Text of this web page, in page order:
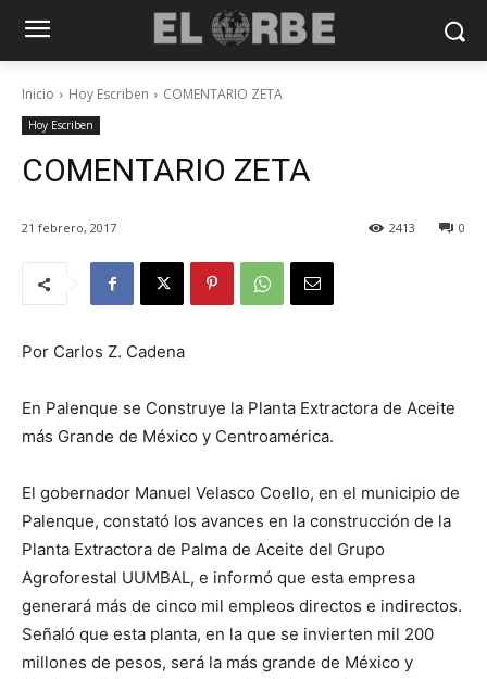
Inicio Hoy Escriben COMENTARIO ZETA
Hoy Escriben
COMENTARIO ZETA
21 febrero, 2017 0
2413
Por Carlos Z. Cadena
En Palenque se Construye la Planta Extractora de Aceite
más Grande de México y Centroamérica.
El gobernador Manuel Velasco Coello, en el municipio de
Palenque, constató los avances en la construcción de la
Planta Extractora de Palma de Aceite del Grupo
Agroforestal UUMBAL, e informó que esta empresa
generará más de cinco mil empleos directos e indirectos.
Señaló que esta planta, en la que se invierten mil 200
millones de pesos, será la más grande de México y